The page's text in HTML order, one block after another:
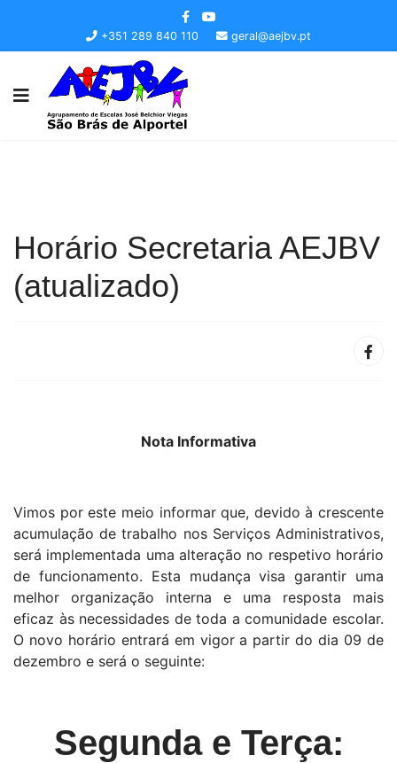
+351 289 840 110 geral@aejbv.pt
Horário Secretaria AEJBV
(atualizado)
Nota Informativa
Vimos por este meio informar que, devido à crescente
acumulação de trabalho nos Serviços Administrativos,
será implementada uma alteração no respetivo horário
de funcionamento. Esta mudança visa garantir uma
melhor organização interna e uma resposta mais
eficaz às necessidades de toda a comunidade escolar.
O novo horário entrará em vigor a partir do dia 09 de
dezembro e será o seguinte:
Segunda e Terça: